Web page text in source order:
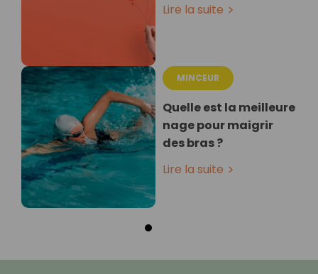
Lire la suite
MINCEUR
Quelle est la meilleure
nage pour maigrir
des bras ?
Lire la suite